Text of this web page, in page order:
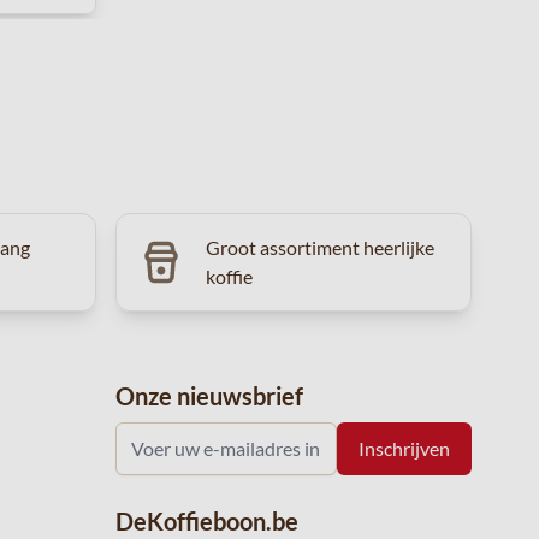
Groot assortiment heerlijke
koffie
Onze nieuwsbrief
DeKoffieboon.be